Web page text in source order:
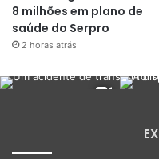
8 milhões em plano de
saúde do Serpro
2 horas atrás